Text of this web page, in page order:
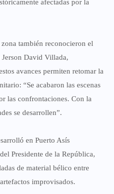
afectadas por la
también reconocieron el
Jerson David Villada,
avances permiten retomar la
“Se acabaron las escenas
las confrontaciones. Con la
se desarrollen”.
en Puerto Asís
Presidente de la República,
de material bélico entre
improvisados.